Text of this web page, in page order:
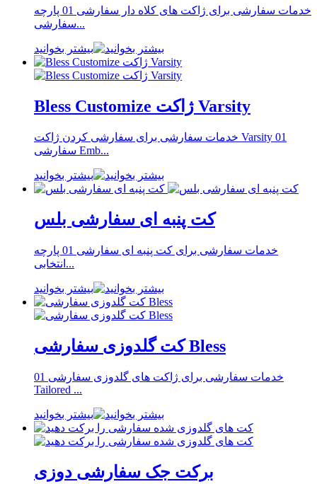
خدمات سفارشی برای ژاکت های کلاه دار سفارشی 01 پارچه
سفارشی...
بیشتر بخوانید
Bless Customize ژاکت Varsity
خدمات سفارشی برای سفارشی کردن ژاکت Varsity 01
سفارشی Emb...
بیشتر بخوانید
کت پنبه ای سفارشی بلس
خدمات سفارشی برای کت پنبه ای سفارشی 01 پارچه
انتخابی...
بیشتر بخوانید
کت گلدوزی سفارشی Bless
خدمات سفارشی برای ژاکت های گلدوزی سفارشی 01
Tailored ...
بیشتر بخوانید
برکت جک سفارشی دوزی